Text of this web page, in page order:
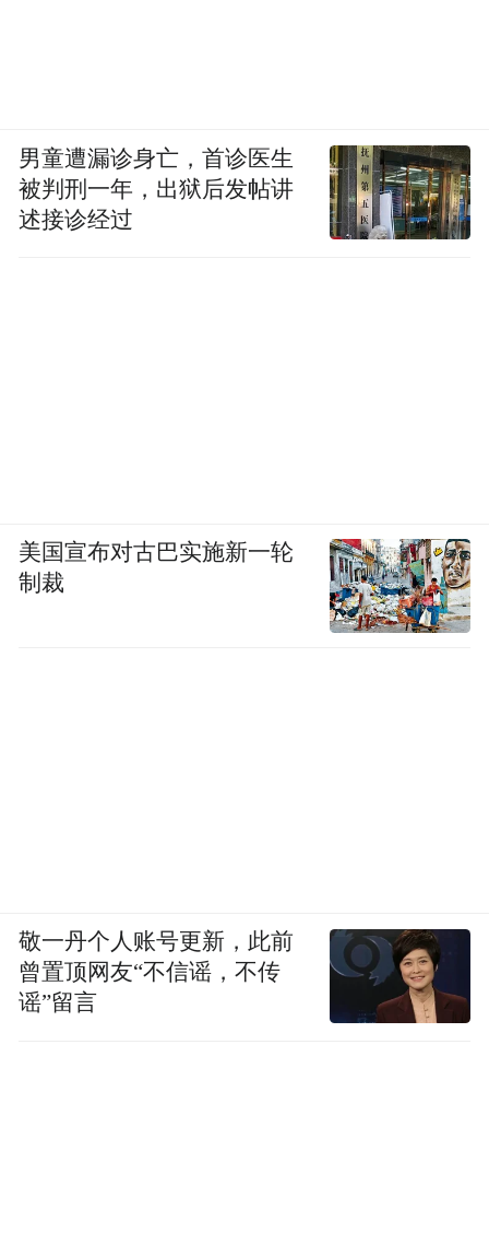
男童遭漏诊身亡，首诊医生
被判刑一年，出狱后发帖讲
述接诊经过
美国宣布对古巴实施新一轮
制裁
敬一丹个人账号更新，此前
曾置顶网友“不信谣，不传
谣”留言